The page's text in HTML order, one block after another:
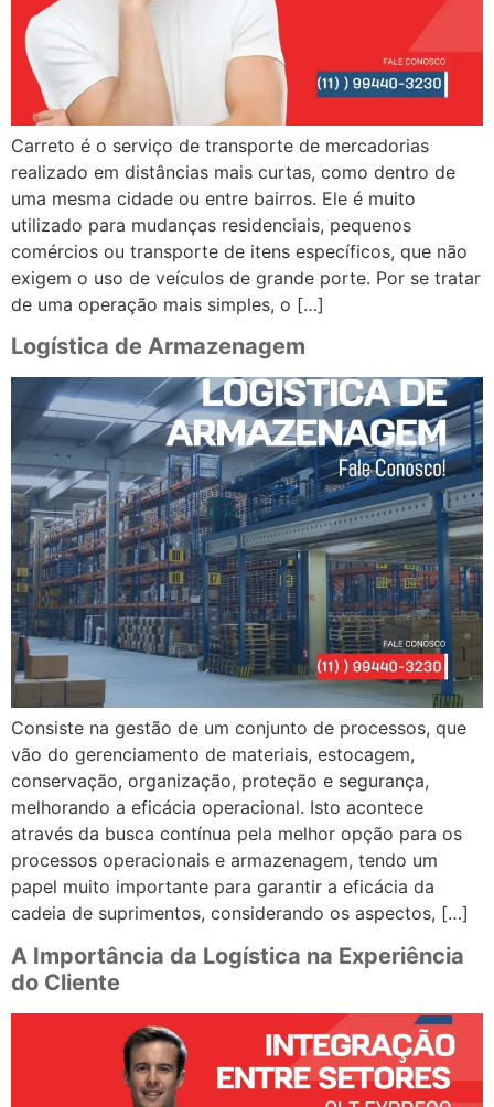
Carreto é o serviço de transporte de mercadorias
realizado em distâncias mais curtas, como dentro de
uma mesma cidade ou entre bairros. Ele é muito
utilizado para mudanças residenciais, pequenos
comércios ou transporte de itens específicos, que não
exigem o uso de veículos de grande porte. Por se tratar
de uma operação mais simples, o […]
Logística de Armazenagem
Consiste na gestão de um conjunto de processos, que
vão do gerenciamento de materiais, estocagem,
conservação, organização, proteção e segurança,
melhorando a eficácia operacional. Isto acontece
através da busca contínua pela melhor opção para os
processos operacionais e armazenagem, tendo um
papel muito importante para garantir a eficácia da
cadeia de suprimentos, considerando os aspectos, […]
A Importância da Logística na Experiência
do Cliente